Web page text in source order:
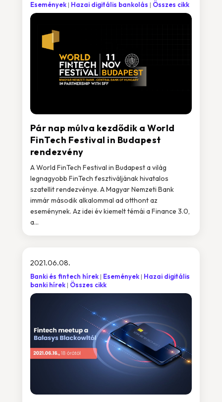
Pár nap múlva kezdődik a World
FinTech Festival in Budapest
rendezvény
Események Hazai digitális bankolás Összes cikk
A World FinTech Festival in Budapest a világ
legnagyobb FinTech fesztiváljának hivatalos
szatellit rendezvénye. A Magyar Nemzeti Bank
immár második alkalommal ad otthont az
eseménynek. Az idei év kiemelt témái a Finance 3.0,
a...
2021.06.08.
Banki és fintech hírek Események
Hazai digitális
banki hírek
Összes cikk